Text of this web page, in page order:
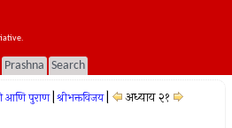
Prashna Search
आणि पुराण श्रीभक्तविजय अध्याय २१